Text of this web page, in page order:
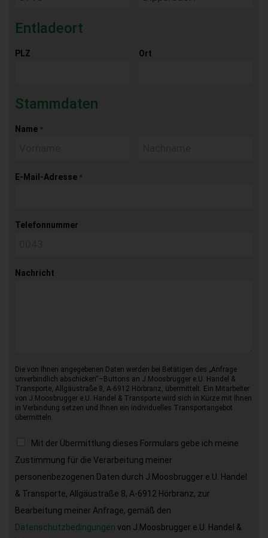
Entladeort
PLZ Ort
Stammdaten
Name *
E-Mail-Adresse *
Telefonnummer
Nachricht
Die von Ihnen angegebenen Daten werden bei Betätigen des „Anfrage
unverbindlich abschicken“–Buttons an J.Moosbrugger e.U. Handel &
Transporte, Allgäustraße 8, A-6912 Hörbranz, übermittelt. Ein Mitarbeiter
von J.Moosbrugger e.U. Handel & Transporte wird sich in Kürze mit Ihnen
in Verbindung setzen und Ihnen ein individuelles Transportangebot
übermitteln.
Mit der Übermittlung dieses Formulars gebe ich meine
Zustimmung für die Verarbeitung meiner
personenbezogenen Daten durch J.Moosbrugger e.U. Handel
& Transporte, Allgäustraße 8, A-6912 Hörbranz, zur
Bearbeitung meiner Anfrage, gemäß den
Datenschutzbedingungen von J.Moosbrugger e.U. Handel &